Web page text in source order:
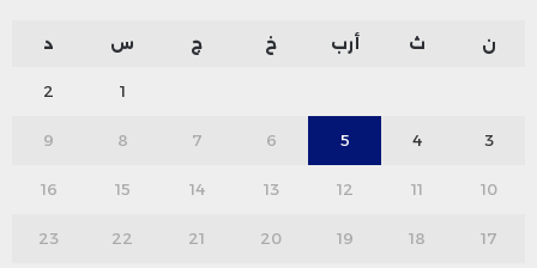
ن ث أرب خ ج س د
1
2
3
4
5
6
7
8
9
10
11
12
13
14
15
16
17
18
19
20
21
22
23